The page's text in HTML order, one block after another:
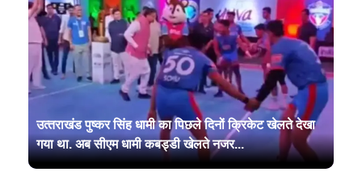
उत्‍तराखंड पुष्‍कर सिंह धामी का पिछले दिनों क्रिकेट खेलते देखा
गया था. अब सीएम धामी कबड्डी खेलते नजर...